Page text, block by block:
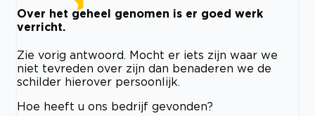
Over het geheel genomen is er goed werk
verricht.
Zie vorig antwoord. Mocht er iets zijn waar we
niet tevreden over zijn dan benaderen we de
schilder hierover persoonlijk.
Hoe heeft u ons bedrijf gevonden?